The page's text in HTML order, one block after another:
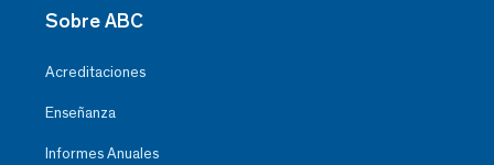
Sobre ABC
Acreditaciones
Enseñanza
Informes Anuales